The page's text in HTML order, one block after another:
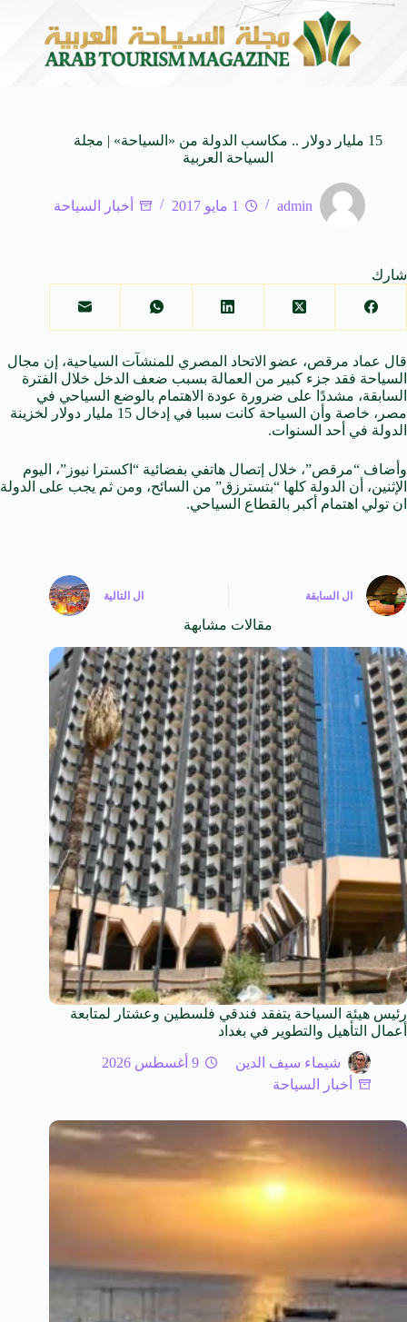
العالمية 8 أغسطس 2026 وزير الثقافة السعودي: استضافة المملكة
15 مليار دولار .. مكاسب الدولة من «السياحة» | مجلة
السياحة العربية
admin 1 مايو 2017 أخبار السياحة
شارك
قال عماد مرقص، عضو الاتحاد المصري للمنشآت السياحية، إن مجال
السياحة فقد جزء كبير من العمالة بسبب ضعف الدخل خلال الفترة
السابقة، مشددًا على ضرورة عودة الاهتمام بالوضع السياحي في
مصر، خاصة وأن السياحة كانت سببا في إدخال 15 مليار دولار لخزينة
الدولة في أحد السنوات.
وأضاف “مرقص”، خلال إتصال هاتفي بفضائية “اكسترا نيوز”، اليوم
الإثنين، أن الدولة كلها “بتسترزق” من السائح، ومن ثم يجب على الدولة
ان تولي اهتمام أكبر بالقطاع السياحي.
ال السابقة ال التالية
مقالات مشابهة
رئيس هيئة السياحة يتفقد فندقي فلسطين وعشتار لمتابعة
أعمال التأهيل والتطوير في بغداد
شيماء سيف الدين
9 أغسطس 2026
أخبار السياحة